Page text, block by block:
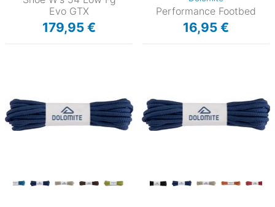
Evo GTX
179,95 €
Performance Footbed
16,95 €